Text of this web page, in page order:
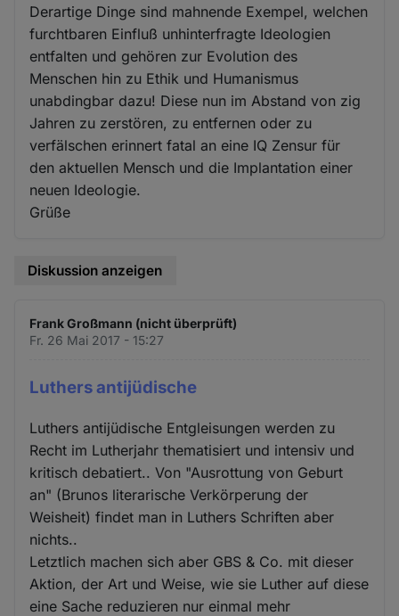
Derartige Dinge sind mahnende Exempel, welchen
furchtbaren Einfluß unhinterfragte Ideologien
entfalten und gehören zur Evolution des
Menschen hin zu Ethik und Humanismus
unabdingbar dazu! Diese nun im Abstand von zig
Jahren zu zerstören, zu entfernen oder zu
verfälschen erinnert fatal an eine IQ Zensur für
den aktuellen Mensch und die Implantation einer
neuen Ideologie.
Grüße
Diskussion anzeigen
Frank Großmann (nicht überprüft)
Fr. 26 Mai 2017 - 15:27
Luthers antijüdische
Luthers antijüdische Entgleisungen werden zu
Recht im Lutherjahr thematisiert und intensiv und
kritisch debatiert.. Von "Ausrottung von Geburt
an" (Brunos literarische Verkörperung der
Weisheit) findet man in Luthers Schriften aber
nichts..
Letztlich machen sich aber GBS & Co. mit dieser
Aktion, der Art und Weise, wie sie Luther auf diese
eine Sache reduzieren nur einmal mehr